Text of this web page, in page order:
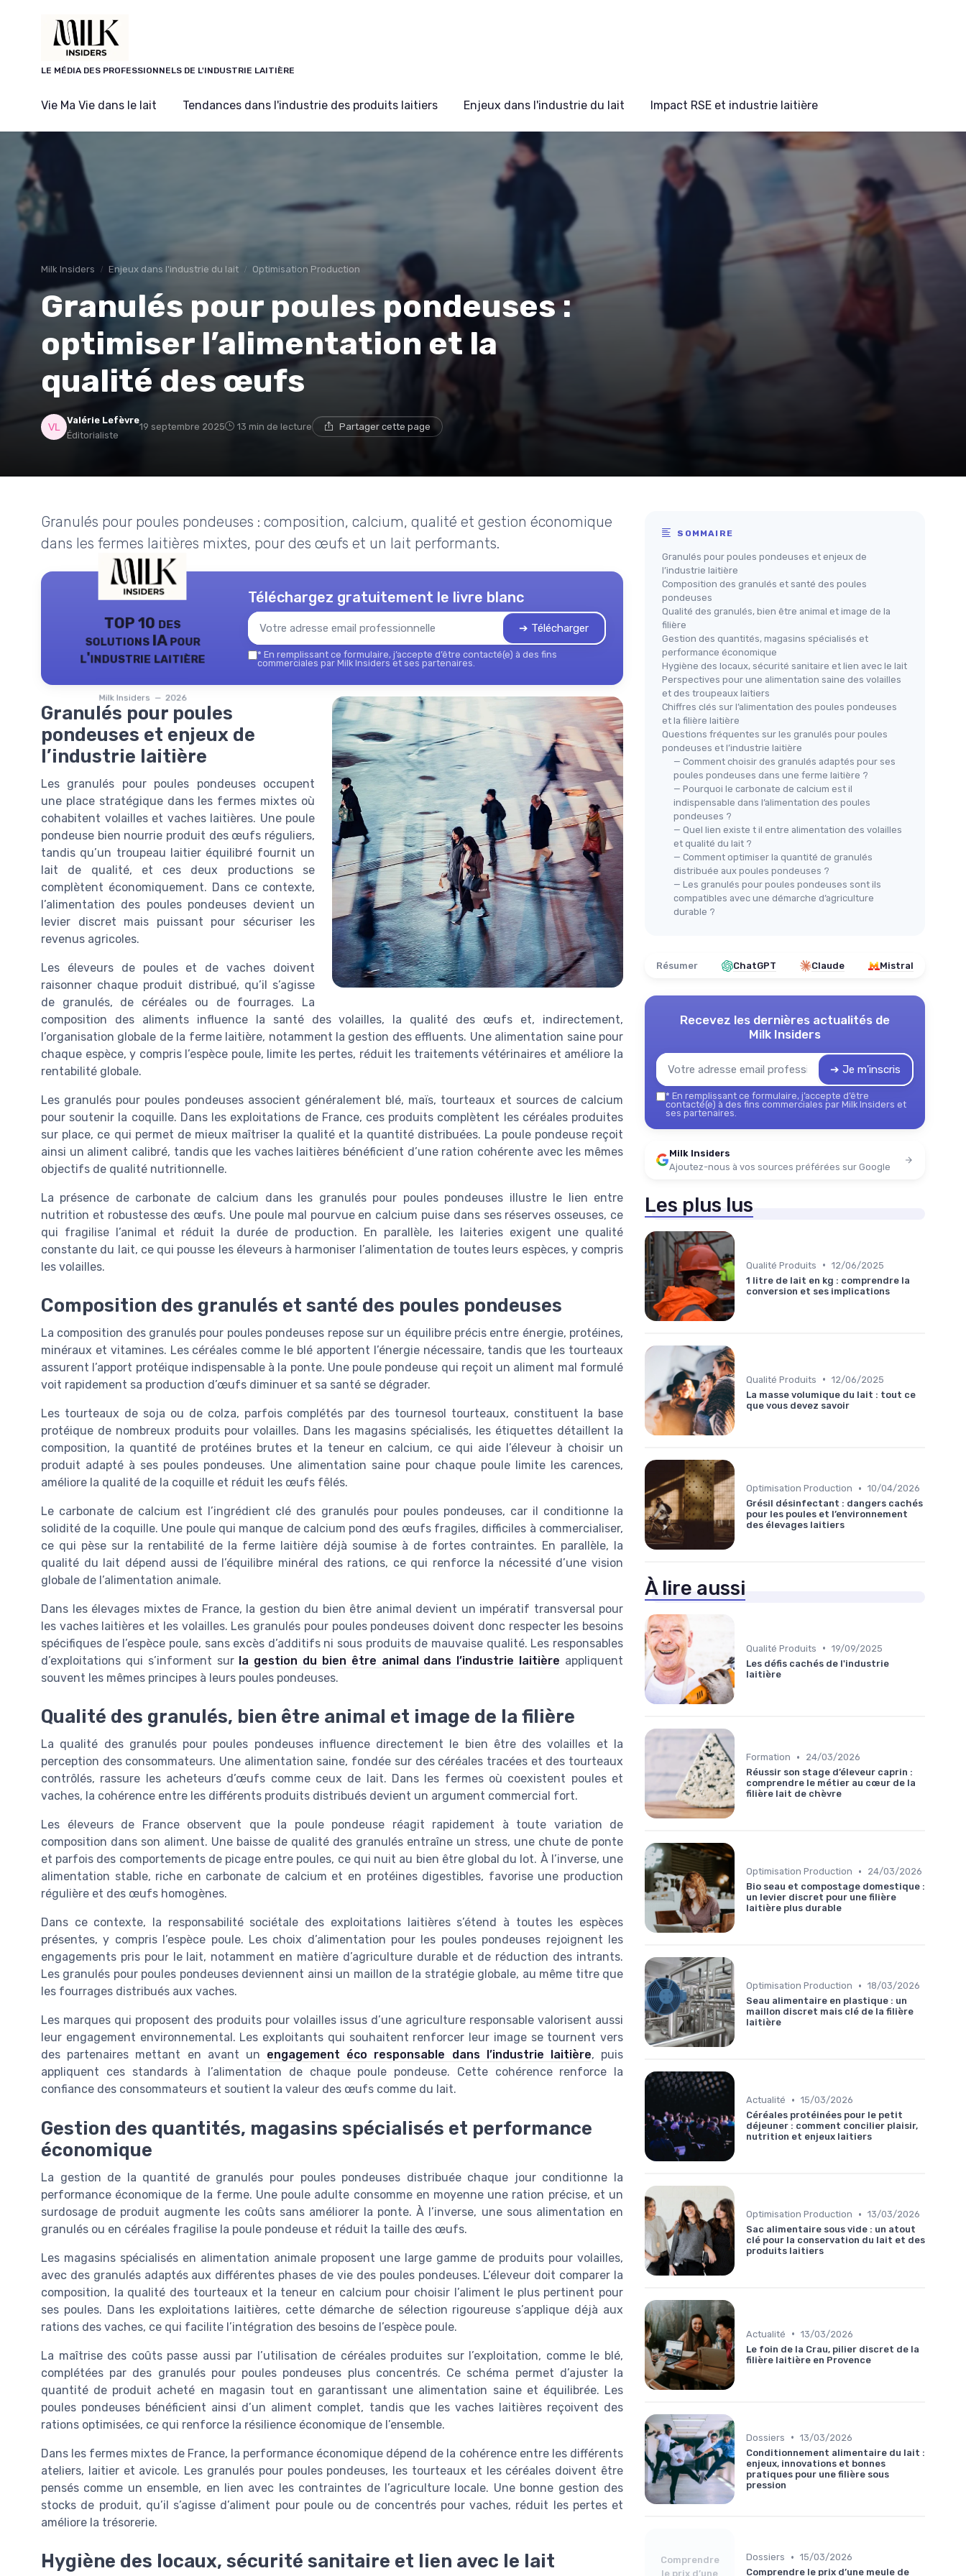
LE MÉDIA DES PROFESSIONNELS DE L'INDUSTRIE LAITIÈRE
Vie Ma Vie dans le lait Tendances dans l'industrie des produits laitiers Enjeux dans l'industrie du lait Impact RSE et industrie laitière
Milk Insiders Enjeux dans l'industrie du lait Optimisation Production
Granulés pour poules pondeuses :
optimiser l’alimentation et la
qualité des œufs
Valérie Lefèvre
Éditorialiste
19 septembre 2025 13 min de lecture Partager cette page
Granulés pour poules pondeuses : composition, calcium, qualité et gestion économique
dans les fermes laitières mixtes, pour des œufs et un lait performants.
TOP 10 des
solutions IA pour
l'industrie laitière
Milk Insiders — 2026
Téléchargez gratuitement le livre blanc
➔ Télécharger
* En remplissant ce formulaire, j’accepte d’être contacté(e) à des fins
commerciales par Milk Insiders et ses partenaires.
Granulés pour poules
pondeuses et enjeux de
l’industrie laitière
Les granulés pour poules pondeuses occupent
une place stratégique dans les fermes mixtes où
cohabitent volailles et vaches laitières. Une poule
pondeuse bien nourrie produit des œufs réguliers,
tandis qu’un troupeau laitier équilibré fournit un
lait de qualité, et ces deux productions se
complètent économiquement. Dans ce contexte,
l’alimentation des poules pondeuses devient un
levier discret mais puissant pour sécuriser les
revenus agricoles.
Les éleveurs de poules et de vaches doivent
raisonner chaque produit distribué, qu’il s’agisse
de granulés, de céréales ou de fourrages. La
composition des aliments influence la santé des volailles, la qualité des œufs et, indirectement,
l’organisation globale de la ferme laitière, notamment la gestion des effluents. Une alimentation saine pour
chaque espèce, y compris l’espèce poule, limite les pertes, réduit les traitements vétérinaires et améliore la
rentabilité globale.
Les granulés pour poules pondeuses associent généralement blé, maïs, tourteaux et sources de calcium
pour soutenir la coquille. Dans les exploitations de France, ces produits complètent les céréales produites
sur place, ce qui permet de mieux maîtriser la qualité et la quantité distribuées. La poule pondeuse reçoit
ainsi un aliment calibré, tandis que les vaches laitières bénéficient d’une ration cohérente avec les mêmes
objectifs de qualité nutritionnelle.
La présence de carbonate de calcium dans les granulés pour poules pondeuses illustre le lien entre
nutrition et robustesse des œufs. Une poule mal pourvue en calcium puise dans ses réserves osseuses, ce
qui fragilise l’animal et réduit la durée de production. En parallèle, les laiteries exigent une qualité
constante du lait, ce qui pousse les éleveurs à harmoniser l’alimentation de toutes leurs espèces, y compris
les volailles.
Composition des granulés et santé des poules pondeuses
La composition des granulés pour poules pondeuses repose sur un équilibre précis entre énergie, protéines,
minéraux et vitamines. Les céréales comme le blé apportent l’énergie nécessaire, tandis que les tourteaux
assurent l’apport protéique indispensable à la ponte. Une poule pondeuse qui reçoit un aliment mal formulé
voit rapidement sa production d’œufs diminuer et sa santé se dégrader.
Les tourteaux de soja ou de colza, parfois complétés par des tournesol tourteaux, constituent la base
protéique de nombreux produits pour volailles. Dans les magasins spécialisés, les étiquettes détaillent la
composition, la quantité de protéines brutes et la teneur en calcium, ce qui aide l’éleveur à choisir un
produit adapté à ses poules pondeuses. Une alimentation saine pour chaque poule limite les carences,
améliore la qualité de la coquille et réduit les œufs fêlés.
Le carbonate de calcium est l’ingrédient clé des granulés pour poules pondeuses, car il conditionne la
solidité de la coquille. Une poule qui manque de calcium pond des œufs fragiles, difficiles à commercialiser,
ce qui pèse sur la rentabilité de la ferme laitière déjà soumise à de fortes contraintes. En parallèle, la
qualité du lait dépend aussi de l’équilibre minéral des rations, ce qui renforce la nécessité d’une vision
globale de l’alimentation animale.
Dans les élevages mixtes de France, la gestion du bien être animal devient un impératif transversal pour
les vaches laitières et les volailles. Les granulés pour poules pondeuses doivent donc respecter les besoins
spécifiques de l’espèce poule, sans excès d’additifs ni sous produits de mauvaise qualité. Les responsables
d’exploitations qui s’informent sur la gestion du bien être animal dans l’industrie laitière appliquent
souvent les mêmes principes à leurs poules pondeuses.
Qualité des granulés, bien être animal et image de la filière
La qualité des granulés pour poules pondeuses influence directement le bien être des volailles et la
perception des consommateurs. Une alimentation saine, fondée sur des céréales tracées et des tourteaux
contrôlés, rassure les acheteurs d’œufs comme ceux de lait. Dans les fermes où coexistent poules et
vaches, la cohérence entre les différents produits distribués devient un argument commercial fort.
Les éleveurs de France observent que la poule pondeuse réagit rapidement à toute variation de
composition dans son aliment. Une baisse de qualité des granulés entraîne un stress, une chute de ponte
et parfois des comportements de picage entre poules, ce qui nuit au bien être global du lot. À l’inverse, une
alimentation stable, riche en carbonate de calcium et en protéines digestibles, favorise une production
régulière et des œufs homogènes.
Dans ce contexte, la responsabilité sociétale des exploitations laitières s’étend à toutes les espèces
présentes, y compris l’espèce poule. Les choix d’alimentation pour les poules pondeuses rejoignent les
engagements pris pour le lait, notamment en matière d’agriculture durable et de réduction des intrants.
Les granulés pour poules pondeuses deviennent ainsi un maillon de la stratégie globale, au même titre que
les fourrages distribués aux vaches.
Les marques qui proposent des produits pour volailles issus d’une agriculture responsable valorisent aussi
leur engagement environnemental. Les exploitants qui souhaitent renforcer leur image se tournent vers
des partenaires mettant en avant un engagement éco responsable dans l’industrie laitière, puis
appliquent ces standards à l’alimentation de chaque poule pondeuse. Cette cohérence renforce la
confiance des consommateurs et soutient la valeur des œufs comme du lait.
Gestion des quantités, magasins spécialisés et performance
économique
La gestion de la quantité de granulés pour poules pondeuses distribuée chaque jour conditionne la
performance économique de la ferme. Une poule adulte consomme en moyenne une ration précise, et un
surdosage de produit augmente les coûts sans améliorer la ponte. À l’inverse, une sous alimentation en
granulés ou en céréales fragilise la poule pondeuse et réduit la taille des œufs.
Les magasins spécialisés en alimentation animale proposent une large gamme de produits pour volailles,
avec des granulés adaptés aux différentes phases de vie des poules pondeuses. L’éleveur doit comparer la
composition, la qualité des tourteaux et la teneur en calcium pour choisir l’aliment le plus pertinent pour
ses poules. Dans les exploitations laitières, cette démarche de sélection rigoureuse s’applique déjà aux
rations des vaches, ce qui facilite l’intégration des besoins de l’espèce poule.
La maîtrise des coûts passe aussi par l’utilisation de céréales produites sur l’exploitation, comme le blé,
complétées par des granulés pour poules pondeuses plus concentrés. Ce schéma permet d’ajuster la
quantité de produit acheté en magasin tout en garantissant une alimentation saine et équilibrée. Les
poules pondeuses bénéficient ainsi d’un aliment complet, tandis que les vaches laitières reçoivent des
rations optimisées, ce qui renforce la résilience économique de l’ensemble.
Dans les fermes mixtes de France, la performance économique dépend de la cohérence entre les différents
ateliers, laitier et avicole. Les granulés pour poules pondeuses, les tourteaux et les céréales doivent être
pensés comme un ensemble, en lien avec les contraintes de l’agriculture locale. Une bonne gestion des
stocks de produit, qu’il s’agisse d’aliment pour poule ou de concentrés pour vaches, réduit les pertes et
améliore la trésorerie.
Hygiène des locaux, sécurité sanitaire et lien avec le lait
SOMMAIRE
Granulés pour poules pondeuses et enjeux de
l’industrie laitière
Composition des granulés et santé des poules
pondeuses
Qualité des granulés, bien être animal et image de la
filière
Gestion des quantités, magasins spécialisés et
performance économique
Hygiène des locaux, sécurité sanitaire et lien avec le lait
Perspectives pour une alimentation saine des volailles
et des troupeaux laitiers
Chiffres clés sur l’alimentation des poules pondeuses
et la filière laitière
Questions fréquentes sur les granulés pour poules
pondeuses et l’industrie laitière
— Comment choisir des granulés adaptés pour ses
poules pondeuses dans une ferme laitière ?
— Pourquoi le carbonate de calcium est il
indispensable dans l’alimentation des poules
pondeuses ?
— Quel lien existe t il entre alimentation des volailles
et qualité du lait ?
— Comment optimiser la quantité de granulés
distribuée aux poules pondeuses ?
— Les granulés pour poules pondeuses sont ils
compatibles avec une démarche d’agriculture
durable ?
Résumer ChatGPT Claude Mistral
Recevez les dernières actualités de
Milk Insiders
➔ Je m'inscris
* En remplissant ce formulaire, j’accepte d’être
contacté(e) à des fins commerciales par Milk Insiders et
ses partenaires.
Milk Insiders
Ajoutez-nous à vos sources préférées sur Google
Les plus lus
Qualité Produits • 12/06/2025
1 litre de lait en kg : comprendre la
conversion et ses implications
Qualité Produits • 12/06/2025
La masse volumique du lait : tout ce
que vous devez savoir
Optimisation Production • 10/04/2026
Grésil désinfectant : dangers cachés
pour les poules et l’environnement
des élevages laitiers
À lire aussi
Qualité Produits • 19/09/2025
Les défis cachés de l'industrie
laitière
Formation •
24/03/2026
Réussir son stage d’éleveur caprin :
comprendre le métier au cœur de la
filière lait de chèvre
Optimisation Production •
24/03/2026
Bio seau et compostage domestique :
un levier discret pour une filière
laitière plus durable
Optimisation Production • 18/03/2026
Seau alimentaire en plastique : un
maillon discret mais clé de la filière
laitière
Actualité • 15/03/2026
Céréales protéinées pour le petit
déjeuner : comment concilier plaisir,
nutrition et enjeux laitiers
Optimisation Production • 13/03/2026
Sac alimentaire sous vide : un atout
clé pour la conservation du lait et des
produits laitiers
Actualité • 13/03/2026
Le foin de la Crau, pilier discret de la
filière laitière en Provence
Dossiers • 13/03/2026
Conditionnement alimentaire du lait :
enjeux, innovations et bonnes
pratiques pour une filière sous
pression
Comprendre
le prix d’une
Dossiers • 15/03/2026
Comprendre le prix d’une meule de